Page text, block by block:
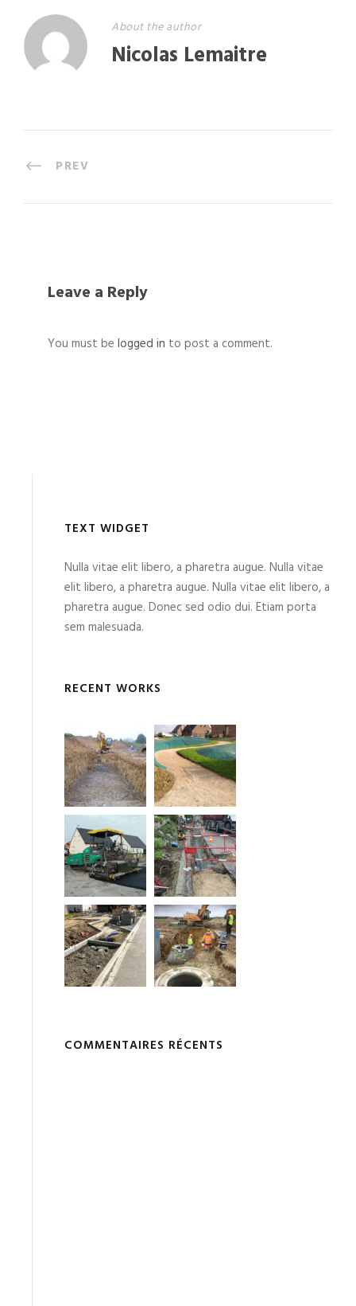
About the author
Nicolas Lemaitre
PREV
Leave a Reply
You must be logged in to post a comment.
TEXT WIDGET
Nulla vitae elit libero, a pharetra augue. Nulla vitae
elit libero, a pharetra augue. Nulla vitae elit libero, a
pharetra augue. Donec sed odio dui. Etiam porta
sem malesuada.
RECENT WORKS
COMMENTAIRES RÉCENTS